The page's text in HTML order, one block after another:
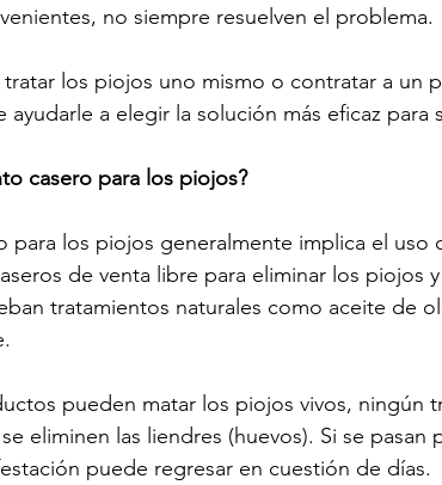
no siempre resuelven el problema.
tratar los piojos uno mismo o contratar a un
ayudarle a elegir la solución más eficaz para
casero para los piojos?
para los piojos generalmente implica el uso
de venta libre para eliminar los piojos
tratamientos naturales como aceite de
pueden matar los piojos vivos, ningún
eliminen las liendres (huevos). Si se pasan
puede regresar en cuestión de días.